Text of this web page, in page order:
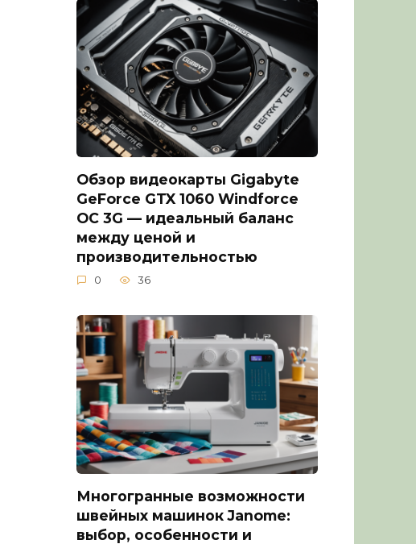
Обзор видеокарты Gigabyte
GeForce GTX 1060 Windforce
OC 3G — идеальный баланс
между ценой и
производительностью
0 36
Многогранные возможности
швейных машинок Janome:
выбор, особенности и